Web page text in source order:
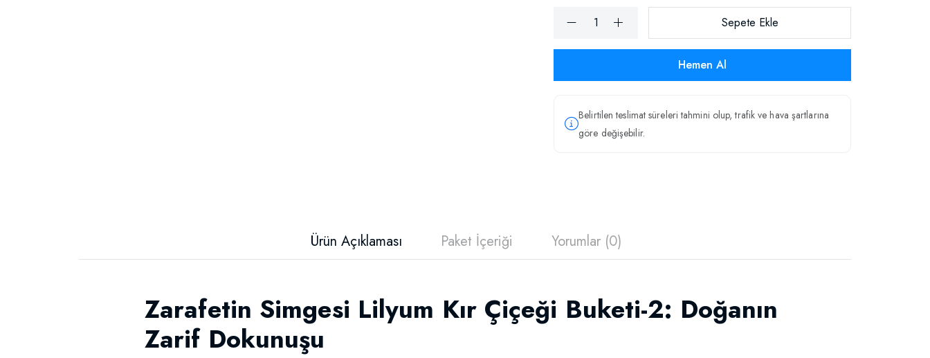
Sepete Ekle
Hemen Al
Belirtilen teslimat süreleri tahmini olup, trafik ve hava şartlarına
göre değişebilir.
Ürün Açıklaması Paket İçeriği Yorumlar (0)
Zarafetin Simgesi Lilyum Kır Çiçeği Buketi-2: Doğanın
Zarif Dokunuşu